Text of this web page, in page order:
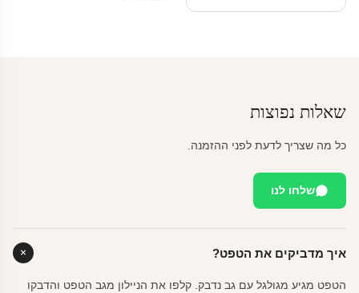
שאלות נפוצות
כל מה שצריך לדעת לפני ההזמנה.
שלחו לנו
איך מדביקים את הטפט?
הטפט מגיע מגולגל עם גב נדבק. קלפו את הניילון מגב הטפט והדבקו